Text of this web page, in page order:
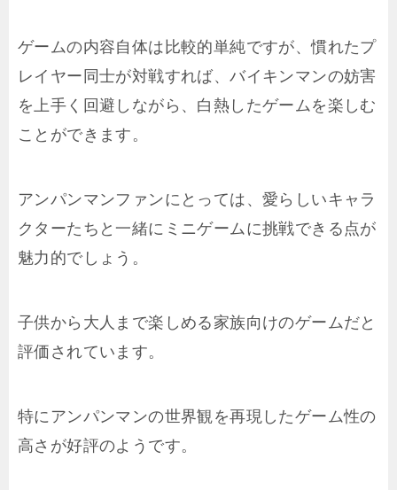
ゲームの内容自体は比較的単純ですが、慣れたプ
レイヤー同士が対戦すれば、バイキンマンの妨害
を上手く回避しながら、白熱したゲームを楽しむ
ことができます。
アンパンマンファンにとっては、愛らしいキャラ
クターたちと一緒にミニゲームに挑戦できる点が
魅力的でしょう。
子供から大人まで楽しめる家族向けのゲームだと
評価されています。
特にアンパンマンの世界観を再現したゲーム性の
高さが好評のようです。